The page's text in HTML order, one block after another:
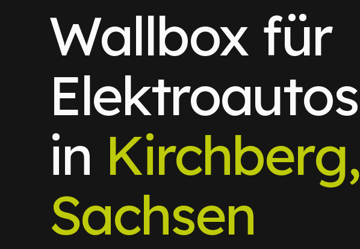
Wallbox für
Elektroautos
in Kirchberg,
Sachsen